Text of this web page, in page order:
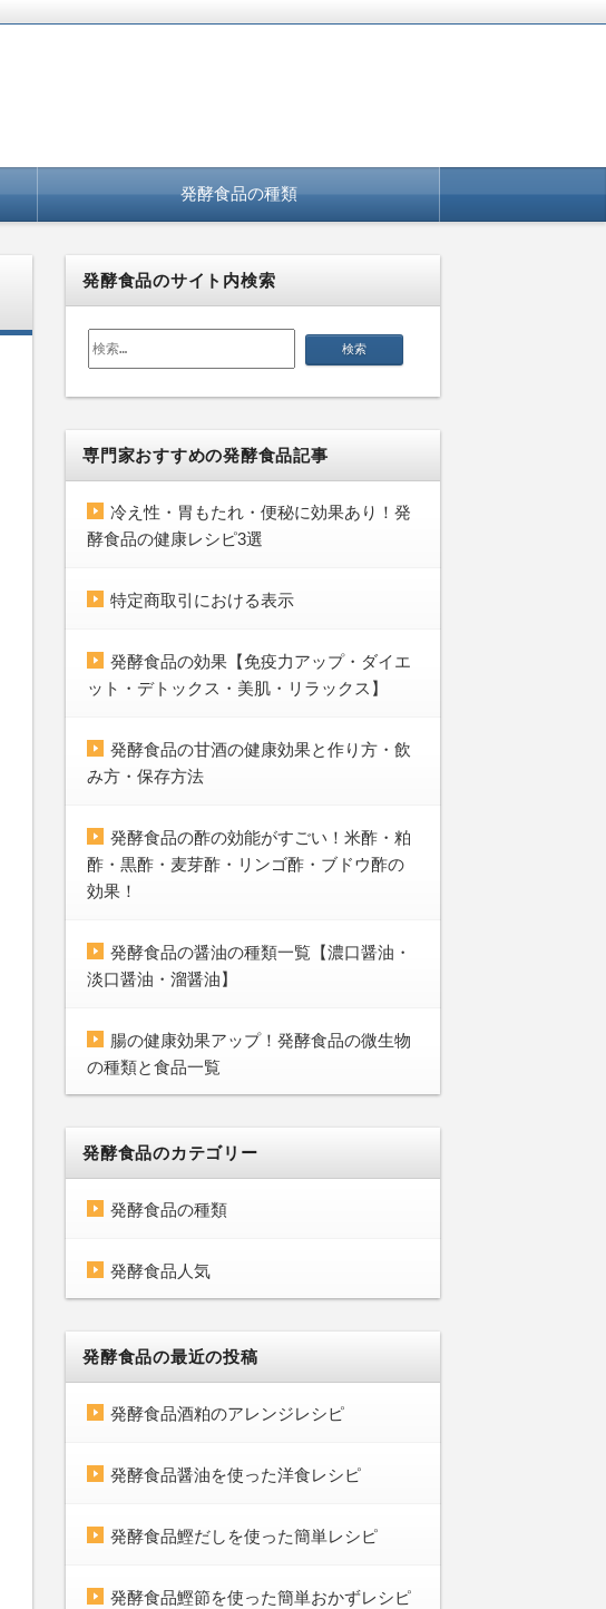
発酵食品の種類
発酵食品のサイト内検索
検
専門家おすすめの発酵食品記事
冷え性・胃もたれ・便秘に効果あり！発
酵食品の健康レシピ3選
特定商取引における表示
発酵食品の効果【免疫力アップ・ダイエ
ット・デトックス・美肌・リラックス】
発酵食品の甘酒の健康効果と作り方・飲
み方・保存方法
発酵食品の酢の効能がすごい！米酢・粕
酢・黒酢・麦芽酢・リンゴ酢・ブドウ酢の
効果！
発酵食品の醤油の種類一覧【濃口醤油・
淡口醤油・溜醤油】
腸の健康効果アップ！発酵食品の微生物
の種類と食品一覧
発酵食品のカテゴリー
発酵食品の種類
発酵食品人気
発酵食品の最近の投稿
発酵食品酒粕のアレンジレシピ
発酵食品醤油を使った洋食レシピ
発酵食品鰹だしを使った簡単レシピ
発酵食品鰹節を使った簡単おかずレシピ